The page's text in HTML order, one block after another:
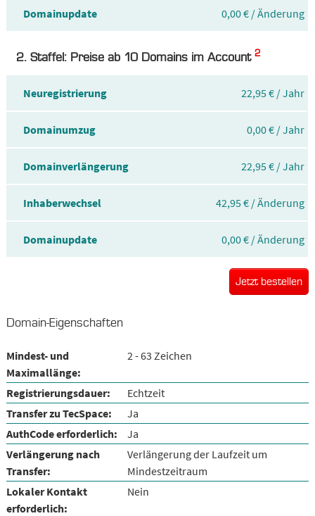
Domainupdate 0,00 € / Änderung
2. Staffel: Preise ab 10 Domains im Account 2
Neuregistrierung 22,95 € / Jahr
Domainumzug 0,00 € / Jahr
Domainverlängerung 22,95 € / Jahr
Inhaberwechsel 42,95 € / Änderung
Domainupdate 0,00 € / Änderung
Jetzt bestellen
Domain-Eigenschaften
Mindest- und
Maximallänge:
2 - 63 Zeichen
Registrierungsdauer:
Echtzeit
Transfer zu TecSpace:
Ja
AuthCode erforderlich:
Ja
Verlängerung nach
Transfer:
Verlängerung der Laufzeit um
Mindestzeitraum
Lokaler Kontakt
erforderlich:
Nein